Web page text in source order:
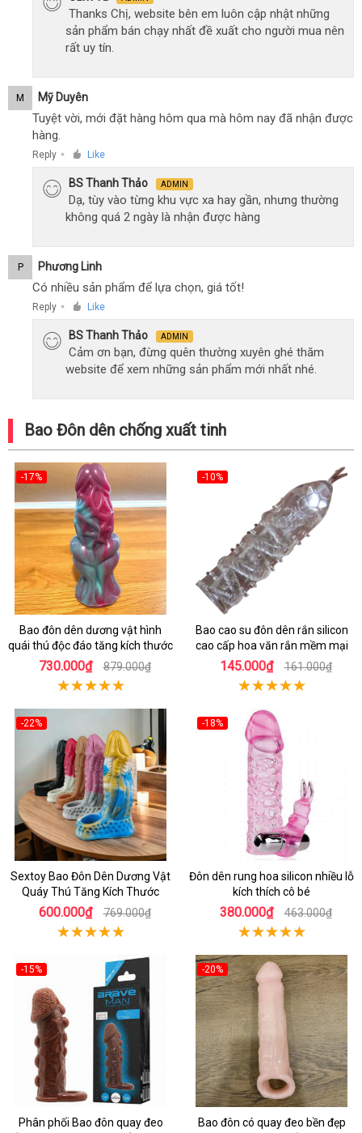
Thanks Chị, website bên em luôn cập nhật những
sản phẩm bán chạy nhất đề xuất cho người mua nên
rất uy tín.
M Mỹ Duyên
Tuyệt vời, mới đặt hàng hôm qua mà hôm nay đã nhận được
hàng.
Reply ● Like
BS Thanh Thảo ADMIN
Dạ, tùy vào từng khu vực xa hay gần, nhưng thường
không quá 2 ngày là nhận được hàng
P Phương Linh
Có nhiều sản phẩm để lựa chọn, giá tốt!
Reply ● Like
BS Thanh Thảo ADMIN
Cảm ơn bạn, đừng quên thường xuyên ghé thăm
website để xem những sản phẩm mới nhất nhé.
Bao Đôn dên chống xuất tinh
-17%
Bao đôn dên dương vật hình
quái thú độc đáo tăng kích thước
730.000₫ 879.000₫
-10%
Bao cao su đôn dên rắn silicon
cao cấp hoa văn rắn mềm mại
145.000₫ 161.000₫
-22%
Sextoy Bao Đôn Dên Dương Vật
Quáy Thú Tăng Kích Thước
600.000₫ 769.000₫
-18%
Đôn dên rung hoa silicon nhiều lỗ
kích thích cô bé
380.000₫ 463.000₫
-15%
Phân phối Bao đôn quay đeo
-20%
Bao đôn có quay đeo bền đẹp